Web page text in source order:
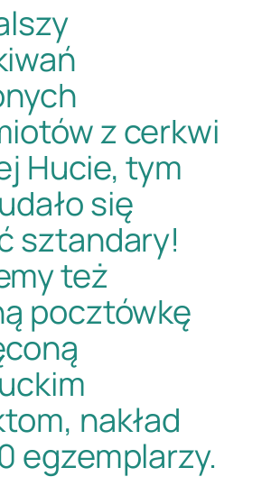
z cerkwi
Hucie, tym
się
sztandary!
też
pocztówkę
nakład
egzemplarzy.